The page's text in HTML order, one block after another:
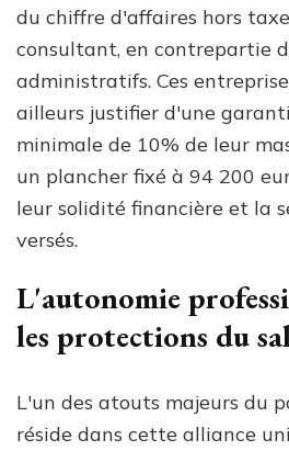
du chiffre d'affaires hors
consultant, en contrepartie
administratifs. Ces
ailleurs justifier d'une
minimale de 10% de leur
un plancher fixé à 94 200
leur solidité financière et la
versés.
L'autonomie
les protections du
L'un des atouts majeurs du
réside dans cette alliance